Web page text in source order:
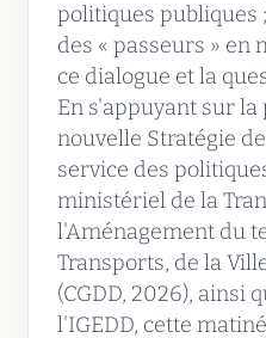
politiques publiques
des « passeurs » en
ce dialogue et la
En s'appuyant sur
nouvelle Stratégie
service des
ministériel de la
l'Aménagement du
Transports, de la
(CGDD, 2026), ainsi
l'IGEDD, cette